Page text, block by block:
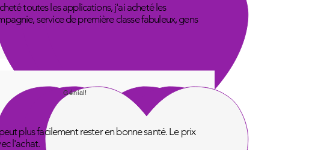
toutes les applications, j'ai acheté les
service de première classe fabuleux, gens
Génial!
plus facilement rester en bonne santé. Le prix
l'achat.